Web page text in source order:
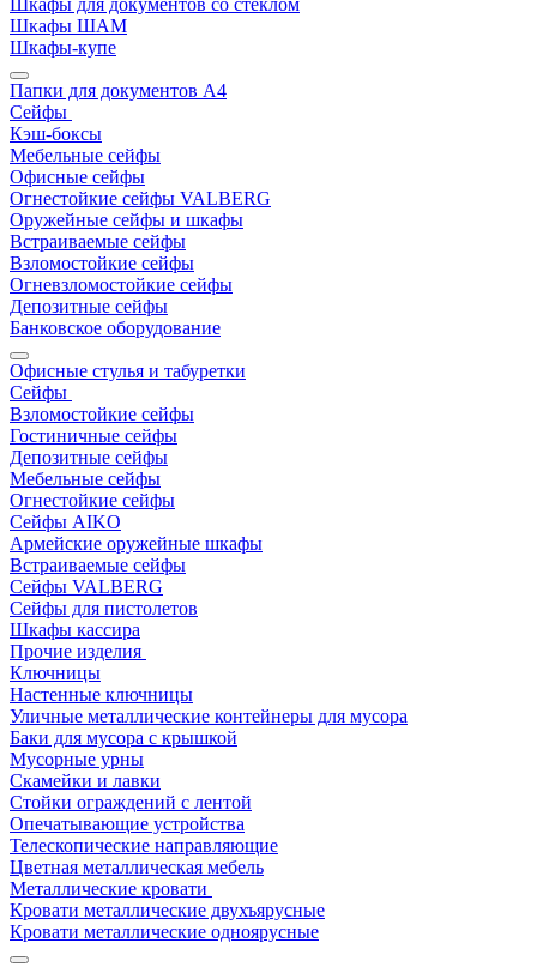
Шкафы для документов со стеклом
Шкафы ШАМ
Шкафы-купе
Папки для документов A4
Сейфы
Кэш-боксы
Мебельные сейфы
Офисные сейфы
Огнестойкие сейфы VALBERG
Оружейные сейфы и шкафы
Встраиваемые сейфы
Взломостойкие сейфы
Огневзломостойкие сейфы
Депозитные сейфы
Банковское оборудование
Офисные стулья и табуретки
Сейфы
Взломостойкие сейфы
Гостиничные сейфы
Депозитные сейфы
Мебельные сейфы
Огнестойкие сейфы
Сейфы AIKO
Армейские оружейные шкафы
Встраиваемые сейфы
Сейфы VALBERG
Сейфы для пистолетов
Шкафы кассира
Прочие изделия
Ключницы
Настенные ключницы
Уличные металлические контейнеры для мусора
Баки для мусора с крышкой
Мусорные урны
Скамейки и лавки
Стойки ограждений с лентой
Опечатывающие устройства
Телескопические направляющие
Цветная металлическая мебель
Металлические кровати
Кровати металлические двухъярусные
Кровати металлические одноярусные